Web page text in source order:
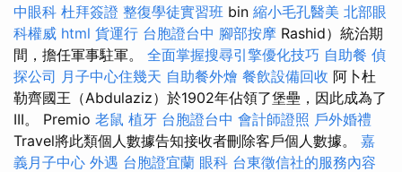
中眼科 杜拜簽證 整復學徒實習班 bin 縮小毛孔醫美 北部眼
科權威 html 貨運行 台胞證台中 腳部按摩 Rashid）統治期
間，擔任軍事駐軍。 全面掌握搜尋引擎優化技巧 自助餐 偵
探公司 月子中心住幾天 自助餐外燴 餐飲設備回收 阿卜杜
勒齊國王（Abdulaziz）於1902年佔領了堡壘，因此成為了
III。 Premio 老鼠 植牙 台胞證台中 會計師證照 戶外婚禮
Travel將此類個人數據告知接收者刪除客戶個人數據。 嘉
義月子中心 外遇 台胞證宜蘭 眼科 台東徵信社的服務內容